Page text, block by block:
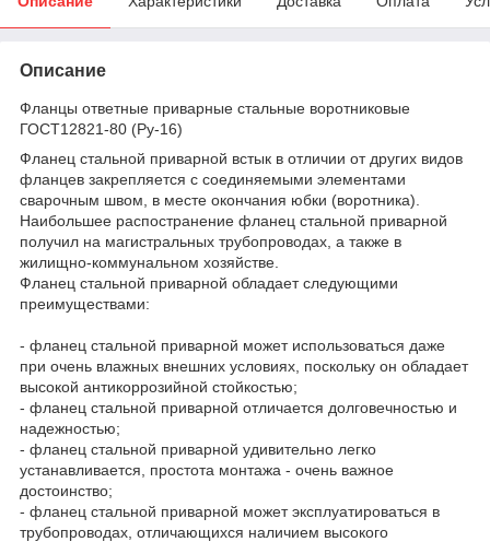
Описание
Фланцы ответные приварные стальные воротниковые
ГОСТ12821-80 (Ру-16)
Фланец стальной приварной встык в отличии от других видов
фланцев закрепляется с соединяемыми элементами
сварочным швом, в месте окончания юбки (воротника).
Наибольшее распостранение фланец стальной приварной
получил на магистральных трубопроводах, а также в
жилищно-коммунальном хозяйстве.
Фланец стальной приварной обладает следующими
преимуществами:
- фланец стальной приварной может использоваться даже
при очень влажных внешних условиях, поскольку он обладает
высокой антикоррозийной стойкостью;
- фланец стальной приварной отличается долговечностью и
надежностью;
- фланец стальной приварной удивительно легко
устанавливается, простота монтажа - очень важное
достоинство;
- фланец стальной приварной может эксплуатироваться в
трубопроводах, отличающихся наличием высокого